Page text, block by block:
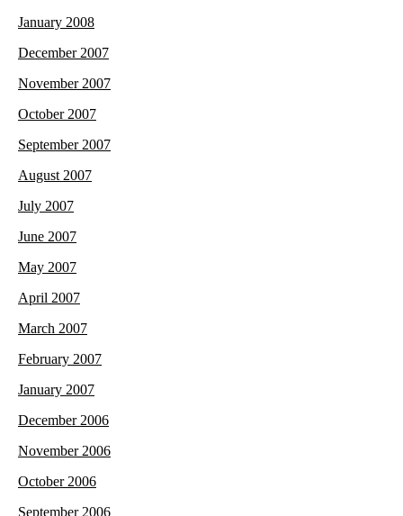
January 2008
December 2007
November 2007
October 2007
September 2007
August 2007
July 2007
June 2007
May 2007
April 2007
March 2007
February 2007
January 2007
December 2006
November 2006
October 2006
September 2006